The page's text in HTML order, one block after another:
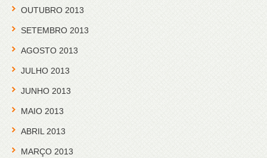
OUTUBRO 2013
SETEMBRO 2013
AGOSTO 2013
JULHO 2013
JUNHO 2013
MAIO 2013
ABRIL 2013
MARÇO 2013